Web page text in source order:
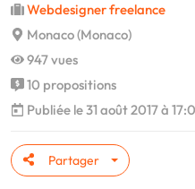
Webdesigner freelance
Monaco (Monaco)
947 vues
10 propositions
Publiée le 31 août 2017 à
Partager